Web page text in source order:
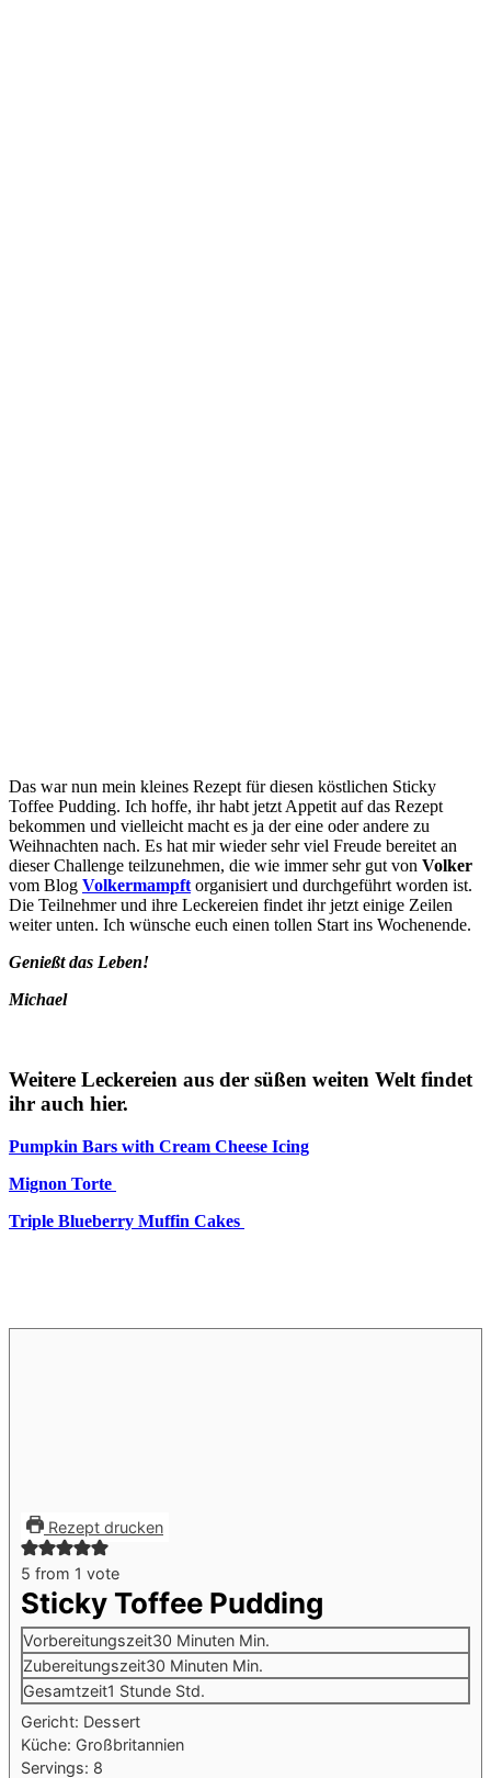
Das war nun mein kleines Rezept für diesen köstlichen Sticky
Toffee Pudding. Ich hoffe, ihr habt jetzt Appetit auf das Rezept
bekommen und vielleicht macht es ja der eine oder andere zu
Weihnachten nach. Es hat mir wieder sehr viel Freude bereitet an
dieser Challenge teilzunehmen, die wie immer sehr gut von Volker
vom Blog Volkermampft organisiert und durchgeführt worden ist.
Die Teilnehmer und ihre Leckereien findet ihr jetzt einige Zeilen
weiter unten. Ich wünsche euch einen tollen Start ins Wochenende.
Genießt das Leben!
Michael
Weitere Leckereien aus der süßen weiten Welt findet
ihr auch hier.
Pumpkin Bars with Cream Cheese Icing
Mignon Torte
Triple Blueberry Muffin Cakes
Rezept drucken
5 from 1 vote
Sticky Toffee Pudding
Vorbereitungszeit30 Minuten Min.
Zubereitungszeit30 Minuten Min.
Gesamtzeit1 Stunde Std.
Gericht: Dessert
Küche: Großbritannien
Servings: 8